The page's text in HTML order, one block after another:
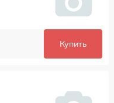
Купить